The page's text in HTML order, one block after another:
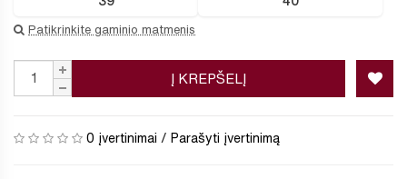
Patikrinkite gaminio matmenis
Į KREPŠELĮ
0 įvertinimai / Parašyti įvertinimą